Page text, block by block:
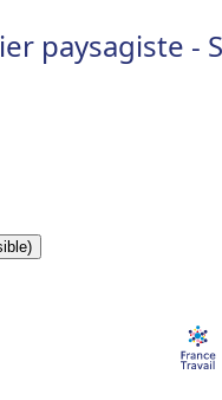
paysagiste -